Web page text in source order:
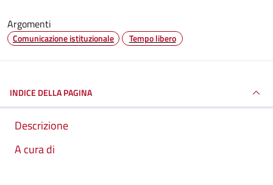
Argomenti
Comunicazione istituzionale Tempo libero
INDICE DELLA PAGINA
Descrizione
A cura di